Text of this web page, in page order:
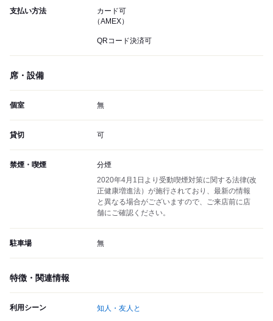
支払い方法
カード可
（AMEX）
QRコード決済可
席・設備
個室 無
貸切 可
禁煙・喫煙
分煙
2020年4月1日より受動喫煙対策に関する法律(改
正健康増進法）が施行されており、最新の情報
と異なる場合がございますので、ご来店前に店
舗にご確認ください。
駐車場 無
特徴・関連情報
利用シーン 知人・友人と